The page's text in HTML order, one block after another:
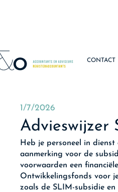
CONTACT
1/7/2026
Advieswijzer
Heb je personeel in
aanmerking voor de
voorwaarden een
Ontwikkelingsfonds voor
zoals de SLIM-subsidie